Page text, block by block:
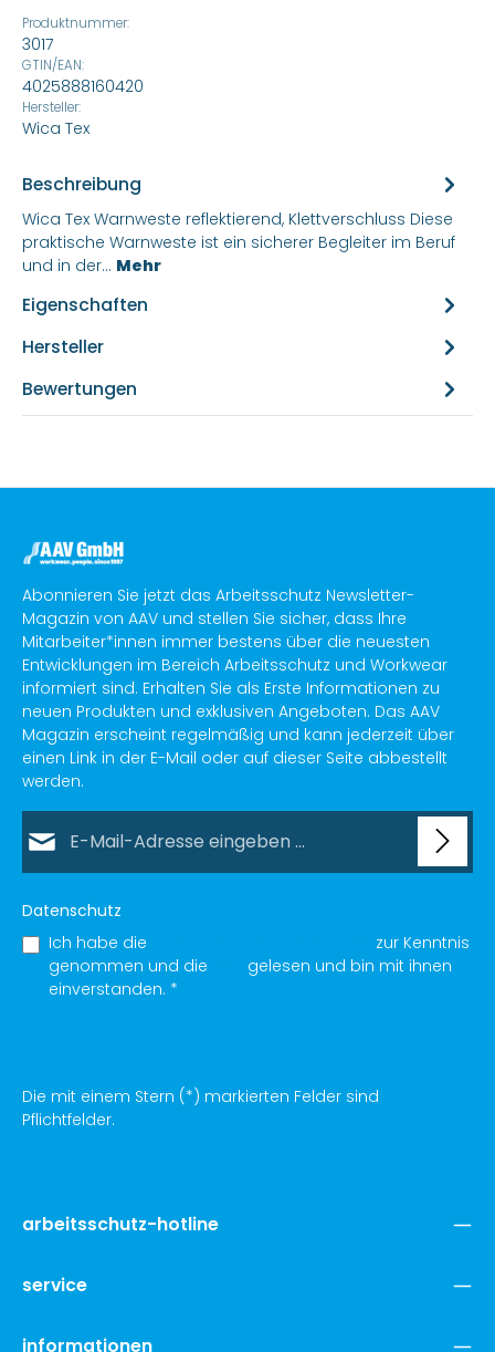
Produktnummer:
3017
GTIN/EAN:
4025888160420
Hersteller:
Wica Tex
Beschreibung
Wica Tex Warnweste reflektierend, Klettverschluss Diese
praktische Warnweste ist ein sicherer Begleiter im Beruf
und in der… Mehr
Eigenschaften
Hersteller
Bewertungen
Abonnieren Sie jetzt das Arbeitsschutz Newsletter-
Magazin von AAV und stellen Sie sicher, dass Ihre
Mitarbeiter*innen immer bestens über die neuesten
Entwicklungen im Bereich Arbeitsschutz und Workwear
informiert sind. Erhalten Sie als Erste Informationen zu
neuen Produkten und exklusiven Angeboten. Das AAV
Magazin erscheint regelmäßig und kann jederzeit über
einen Link in der E-Mail oder auf dieser Seite abbestellt
werden.
Datenschutz
Ich habe die
zur Kenntnis
genommen und die
gelesen und bin mit ihnen
einverstanden. *
Die mit einem Stern (*) markierten Felder sind
Pflichtfelder.
arbeitsschutz-hotline
service
informationen